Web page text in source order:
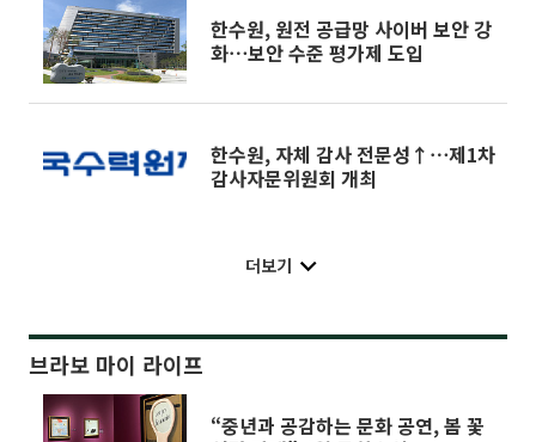
한수원, 원전 공급망 사이버 보안 강
화⋯보안 수준 평가제 도입
한수원, 자체 감사 전문성↑⋯제1차
감사자문위원회 개최
더보기
브라보 마이 라이프
“중년과 공감하는 문화 공연, 봄 꽃